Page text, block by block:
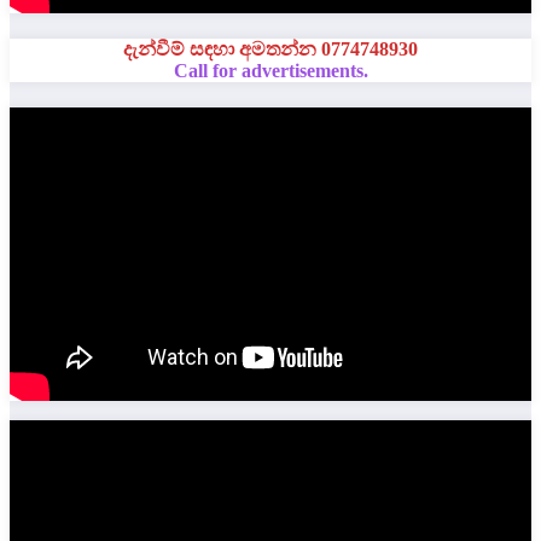
දැන්වීම් සඳහා අමතන්න 0774748930
Call for advertisements.